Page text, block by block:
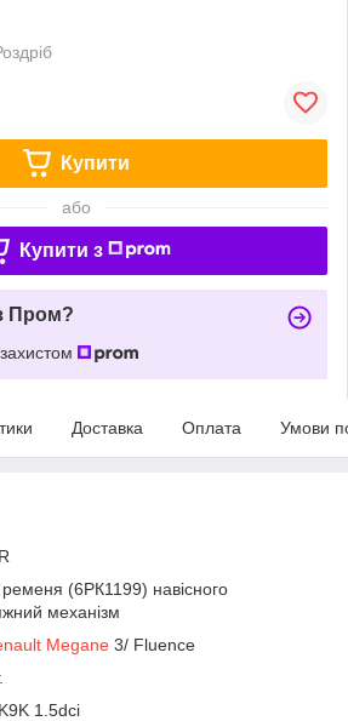
Купити
або
Купити з
Пром?
Доставка Оплата Умови
(6РК1199) навісного
механізм
Megane 3/ Fluence
K9K 1.5dci